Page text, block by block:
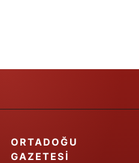
ORTADOĞU
GAZETESI